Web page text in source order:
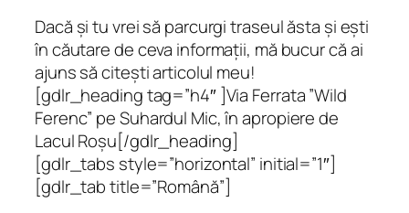
Dacă și tu vrei să parcurgi traseul ăsta și ești
în căutare de ceva informații, mă bucur că ai
ajuns să citești articolul meu!
[gdlr_heading tag=”h4″ ]Via Ferrata ”Wild
Ferenc” pe Suhardul Mic, în apropiere de
Lacul Roșu[/gdlr_heading]
[gdlr_tabs style=”horizontal” initial=”1″]
[gdlr_tab title=”Română”]